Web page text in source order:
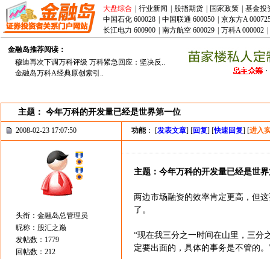
大盘综合 行业新闻 股指期货 国家政策
基金投
中国石化 600028
中国联通 600050
京东方A
长江电力 600900
南方航空 600029 万科A 000002
金融岛推荐阅读：
穆迪再次下调万科评级 万科紧急回应：坚决反..
金融岛万科A经典原创索引..
主题： 今年万科的开发量已经是世界第一位
2008-02-23 17:07:50 功能： [发表文章] [回复] [快速回复] [进入
头衔：金融岛总管理员
昵称：股汇之巅
发帖数：1779
回帖数：212
主题：今年万科的开发量已经是世
两边市场融资的效率肯定更高，但
了。
“现在我三分之一时间在山里，三分
定要出面的，具体的事务是不管的